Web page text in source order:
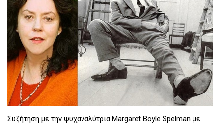
Συζήτηση με την ψυχαναλύτρια Margaret Boyle Spelman με